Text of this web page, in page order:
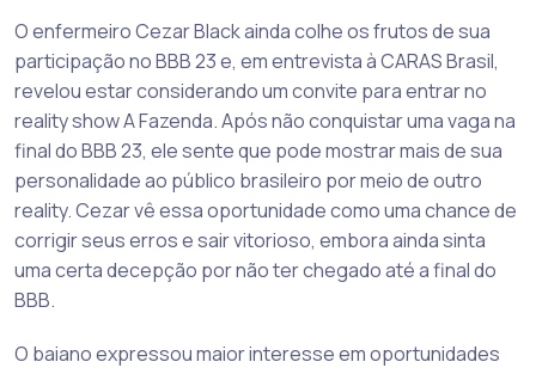
O enfermeiro Cezar Black ainda colhe os frutos de sua
participação no BBB 23 e, em entrevista à CARAS Brasil,
revelou estar considerando um convite para entrar no
reality show A Fazenda. Após não conquistar uma vaga na
final do BBB 23, ele sente que pode mostrar mais de sua
personalidade ao público brasileiro por meio de outro
reality. Cezar vê essa oportunidade como uma chance de
corrigir seus erros e sair vitorioso, embora ainda sinta
uma certa decepção por não ter chegado até a final do
BBB.
O baiano expressou maior interesse em oportunidades